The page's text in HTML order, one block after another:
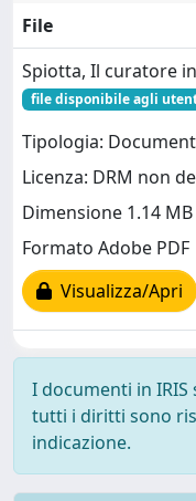
File
Spiotta, Il curatore
file disponibile agli
Tipologia:
Licenza: DRM non
Dimensione 1.14 MB
Formato Adobe PDF
Visualizza/Apri
I documenti in
tutti i diritti sono
indicazione.